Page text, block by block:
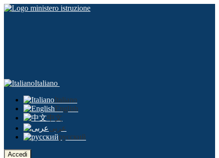
Italiano
Italiano
English
中文
عربى
русский
Accedi